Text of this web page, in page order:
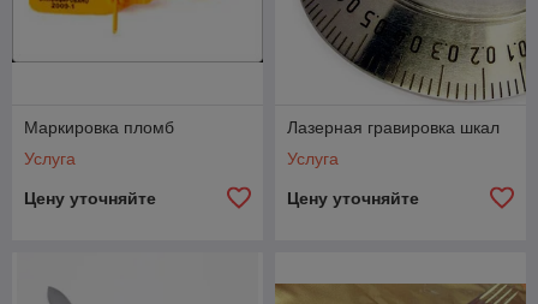
Маркировка пломб
Услуга
Цену уточняйте
Лазерная гравировка шкал
Услуга
Цену уточняйте